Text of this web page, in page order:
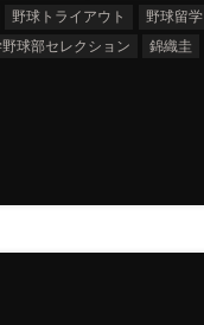
野球トライアウト
野球留学
球部セレクション
錦織圭